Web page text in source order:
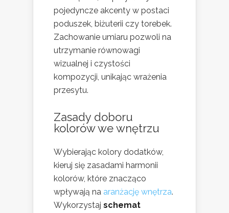
pojedyncze akcenty w postaci
poduszek, biżuterii czy torebek.
Zachowanie umiaru pozwoli na
utrzymanie równowagi
wizualnej i czystości
kompozycji, unikając wrażenia
przesytu.
Zasady doboru
kolorów we wnętrzu
Wybierając kolory dodatków,
kieruj się zasadami harmonii
kolorów, które znacząco
wpływają na aranżację wnętrza.
Wykorzystaj schemat